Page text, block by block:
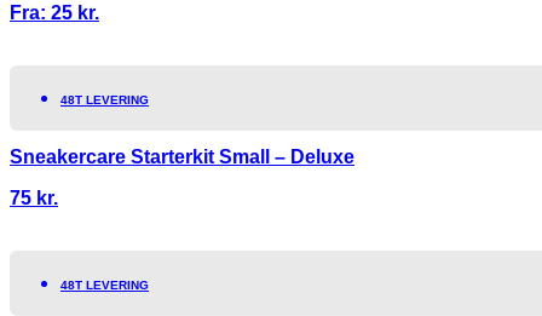
Fra: 25 kr.
48T LEVERING
Sneakercare Starterkit Small – Deluxe
75 kr.
48T LEVERING